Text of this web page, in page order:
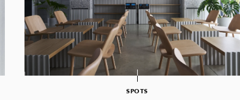
SPOTS